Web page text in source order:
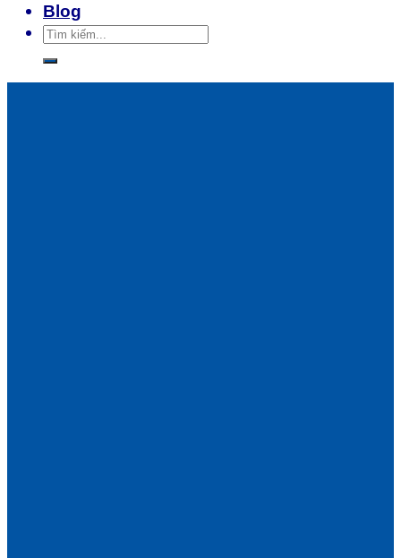
Blog